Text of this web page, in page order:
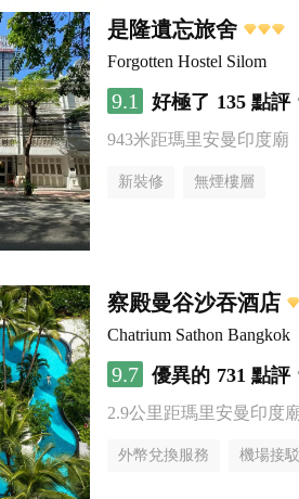
是隆遺忘旅舍
Forgotten Hostel Silom
9.1 好極了 135 點評
943米距瑪里安曼印度廟
新裝修 無煙樓層
察殿曼谷沙吞酒店
Chatrium Sathon Bangkok
9.7 優異的 731 點評
2.9公里距瑪里安曼印度
外幣兌換服務 機場接